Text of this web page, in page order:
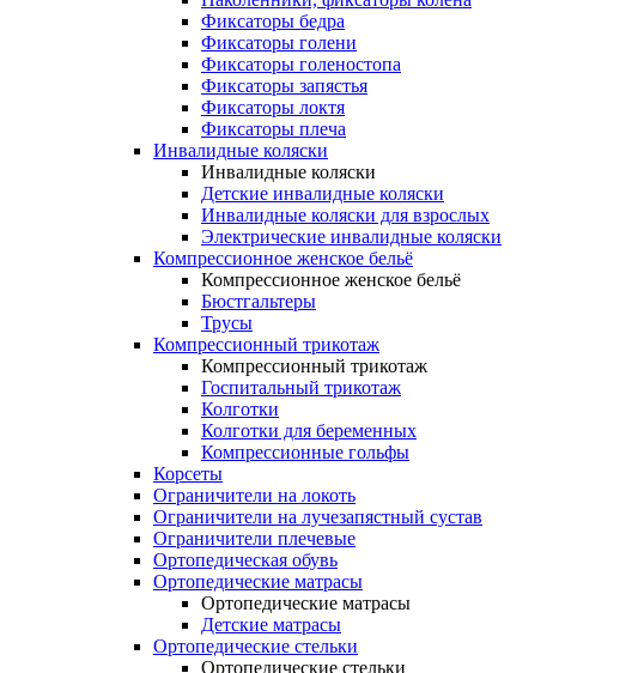
Фиксаторы бедра
Фиксаторы голени
Фиксаторы голеностопа
Фиксаторы запястья
Фиксаторы локтя
Фиксаторы плеча
Инвалидные коляски
Инвалидные коляски
Детские инвалидные коляски
Инвалидные коляски для взрослых
Электрические инвалидные коляски
Компрессионное женское бельё
Компрессионное женское бельё
Бюстгальтеры
Трусы
Компрессионный трикотаж
Компрессионный трикотаж
Госпитальный трикотаж
Колготки
Колготки для беременных
Компрессионные гольфы
Корсеты
Ограничители на локоть
Ограничители на лучезапястный сустав
Ограничители плечевые
Ортопедическая обувь
Ортопедические матрасы
Ортопедические матрасы
Детские матрасы
Ортопедические стельки
Ортопедические стельки